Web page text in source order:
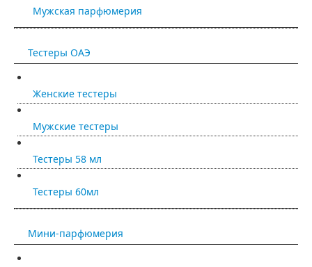
Мужская парфюмерия
Тестеры ОАЭ
Женские тестеры
Мужские тестеры
Тестеры 58 мл
Тестеры 60мл
Мини-парфюмерия